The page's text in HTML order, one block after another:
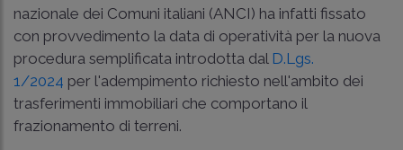
nazionale dei Comuni italiani (ANCI) ha infatti fissato
con provvedimento la data di operatività per la nuova
procedura semplificata introdotta dal D.Lgs.
1/2024 per l'adempimento richiesto nell'ambito dei
trasferimenti immobiliari che comportano il
frazionamento di terreni.